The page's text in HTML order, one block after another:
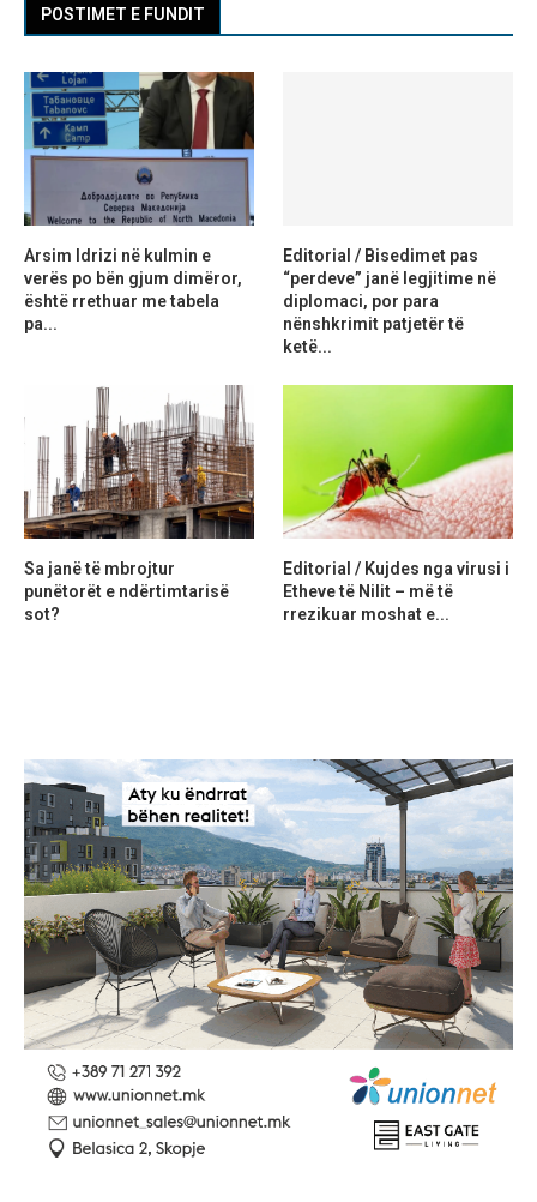
POSTIMET E FUNDIT
Arsim Idrizi në kulmin e
verës po bën gjum dimëror,
është rrethuar me tabela
pa...
Editorial / Bisedimet pas
“perdeve” janë legjitime në
diplomaci, por para
nënshkrimit patjetër të
ketë...
Sa janë të mbrojtur
punëtorët e ndërtimtarisë
sot?
Editorial / Kujdes nga virusi i
Etheve të Nilit – më të
rrezikuar moshat e...